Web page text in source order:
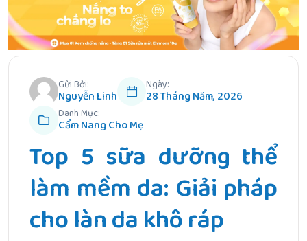
Gửi Bởi:
Nguyễn Linh
Ngày:
28 Tháng Năm, 2026
Danh Mục:
Cẩm Nang Cho Mẹ
Top 5 sữa dưỡng thể
làm mềm da: Giải pháp
cho làn da khô ráp